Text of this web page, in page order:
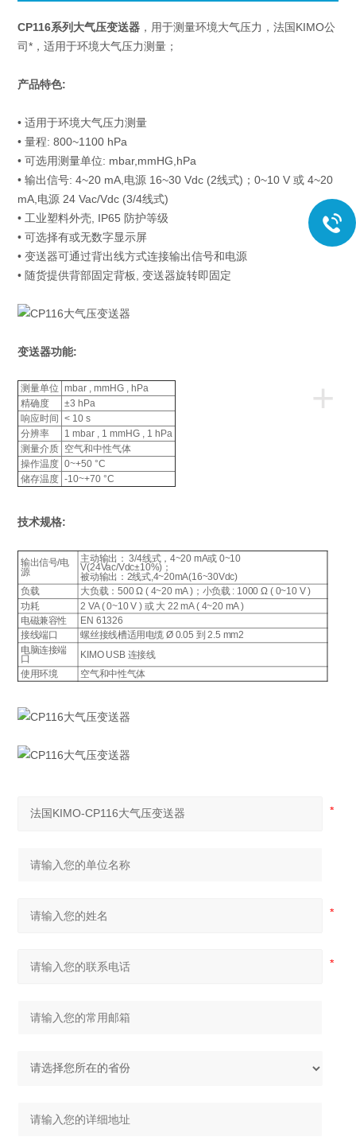
CP116系列大气压变送器 ，用于测量环境大气压力，法国KIMO公
司*，适用于环境大气压力测量；
产品特色:
• 适用于环境大气压力测量
• 量程: 800~1100 hPa
• 可选用测量单位: mbar,mmHG,hPa
• 输出信号: 4~20 mA,电源 16~30 Vdc (2线式)；0~10 V 或 4~20
mA,电源 24 Vac/Vdc (3/4线式)
• 工业塑料外壳, IP65 防护等级
• 可选择有或无数字显示屏
• 变送器可通过背出线方式连接输出信号和电源
• 随货提供背部固定背板, 变送器旋转即固定
变送器功能:
+
测量单位
mbar , mmHG , hPa
精确度
±3 hPa
响应时间
< 10 s
分辨率
1 mbar , 1 mmHG , 1 hPa
测量介质 空气和中性气体
操作温度 0~+50 °C
储存温度 -10~+70 °C
技术规格:
输出信号/电
源
主动输出： 3/4线式，4~20 mA或 0~10
V(24Vac/Vdc±10%)；
被动输出：2线式,4~20mA(16~30Vdc)
负载
大负载：500 Ω ( 4~20 mA )；小负载 : 1000 Ω ( 0~10 V )
功耗
2 VA ( 0~10 V ) 或 大 22 mA ( 4~20 mA )
电磁兼容性
EN 61326
接线端口 螺丝接线槽适用电缆 Ø 0.05 到 2.5 mm2
电脑连接端
口
KIMO USB 连接线
使用环境
空气和中性气体